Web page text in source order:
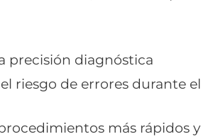
precisión diagnóstica
riesgo de errores durante el
más rápidos y